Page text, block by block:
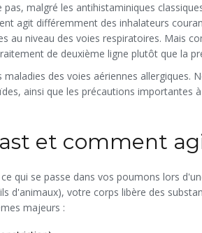
malgré les antihistaminiques
agit différemment des inhalateurs
au niveau des voies respiratoires. Mais
de deuxième ligne plutôt que la
des voies aériennes allergiques.
ainsi que les précautions importantes
et comment
qui se passe dans vos poumons lors
d'animaux), votre corps libère des
majeurs :